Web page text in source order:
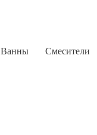
Ванны Смесители